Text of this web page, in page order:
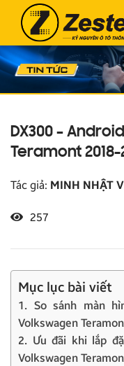
DX300 –
Teramont 2018-
Tác giả: MINH NHẬT
257
Mục lục bài viết
1. So sánh màn
Volkswagen
2. Ưu đãi khi lắp
Volkswagen